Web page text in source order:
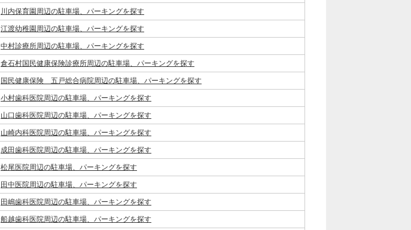
川内保育園周辺の駐車場、パーキングを探す
江渡幼稚園周辺の駐車場、パーキングを探す
中村診療所周辺の駐車場、パーキングを探す
倉石村国民健康保険診療所周辺の駐車場、パーキングを探す
国民健康保険 五戸総合病院周辺の駐車場、パーキングを探す
小村歯科医院周辺の駐車場、パーキングを探す
山口歯科医院周辺の駐車場、パーキングを探す
山崎内科医院周辺の駐車場、パーキングを探す
成田歯科医院周辺の駐車場、パーキングを探す
松尾医院周辺の駐車場、パーキングを探す
田中医院周辺の駐車場、パーキングを探す
田嶋歯科医院周辺の駐車場、パーキングを探す
船越歯科医院周辺の駐車場、パーキングを探す